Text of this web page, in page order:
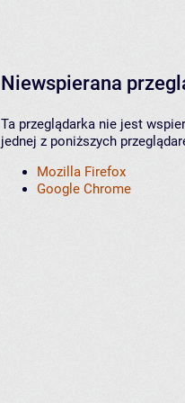
Niewspierana
Ta przeglądarka nie jest
jednej z poniższych
Mozilla Firefox
Google Chrome